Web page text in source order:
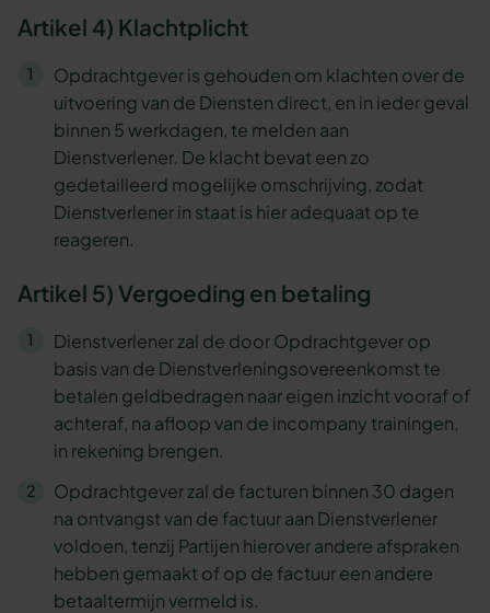
Artikel 4) Klachtplicht
Opdrachtgever is gehouden om klachten over de
uitvoering van de Diensten direct, en in ieder geval
binnen 5 werkdagen, te melden aan
Dienstverlener. De klacht bevat een zo
gedetailleerd mogelijke omschrijving, zodat
Dienstverlener in staat is hier adequaat op te
reageren.
Artikel 5) Vergoeding en betaling
Dienstverlener zal de door Opdrachtgever op
basis van de Dienstverleningsovereenkomst te
betalen geldbedragen naar eigen inzicht vooraf of
achteraf, na afloop van de incompany trainingen,
in rekening brengen.
Opdrachtgever zal de facturen binnen 30 dagen
na ontvangst van de factuur aan Dienstverlener
voldoen, tenzij Partijen hierover andere afspraken
hebben gemaakt of op de factuur een andere
betaaltermijn vermeld is.